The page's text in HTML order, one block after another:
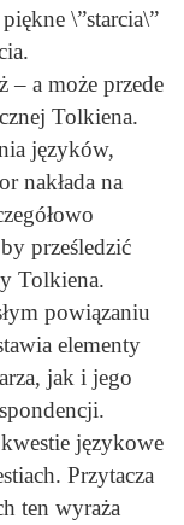
\”starcia\”
– a może przede
Tolkiena.
języków,
nakłada na
prześledzić
Tolkiena.
powiązaniu
elementy
jak i jego
językowe
Przytacza
ten wyraża